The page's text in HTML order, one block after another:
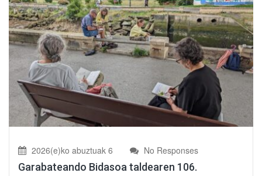
2026(e)ko abuztuak 6 No Responses
Garabateando Bidasoa taldearen 106.